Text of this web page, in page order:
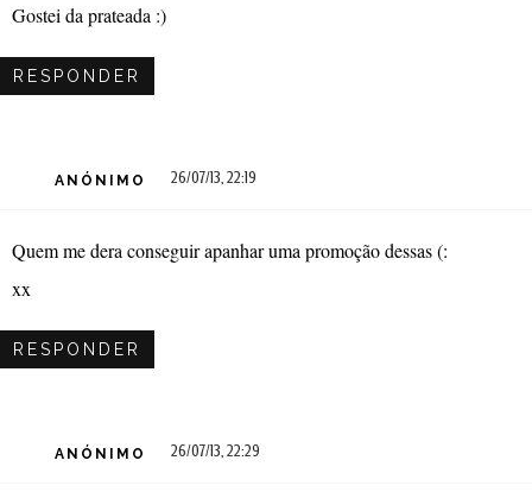
Gostei da prateada :)
RESPONDER
ANÓNIMO 26/07/13, 22:19
Quem me dera conseguir apanhar uma promoção dessas (:
xx
RESPONDER
ANÓNIMO 26/07/13, 22:29